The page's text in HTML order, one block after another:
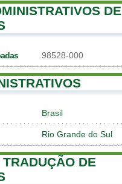
DE
98528-000
Brasil
Rio Grande do Sul
DE